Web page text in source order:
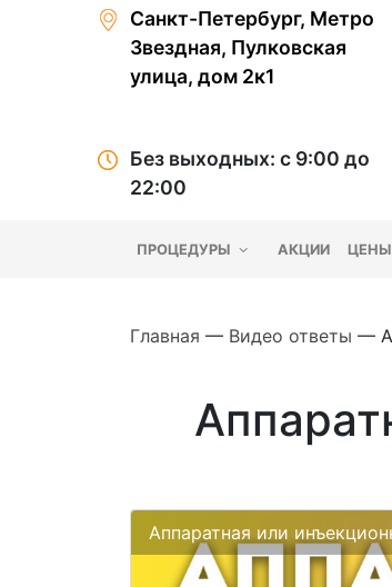
Санкт-Петербург, Метро
Звездная, Пулковская
улица, дом 2к1
Без выходных: с 9:00 до
22:00
ПРОЦЕДУРЫ АКЦИИ ЦЕНЫ
Главная — Видео ответы —
Аппаратная или